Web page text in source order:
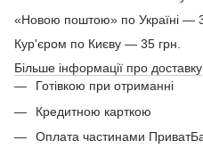
«Новою поштою» по Україні —
Кур'єром по Києву — 35 грн.
Більше інформації про доставку
Готівкою при отриманні
Кредитною карткою
Оплата частинами